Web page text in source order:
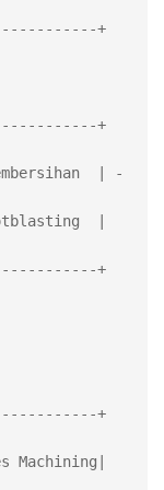
+
+
| -
|
+